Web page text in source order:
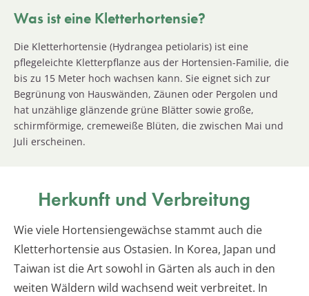
Was ist eine Kletterhortensie?
Die Kletterhortensie (Hydrangea petiolaris) ist eine
pflegeleichte Kletterpflanze aus der Hortensien-Familie, die
bis zu 15 Meter hoch wachsen kann. Sie eignet sich zur
Begrünung von Hauswänden, Zäunen oder Pergolen und
hat unzählige glänzende grüne Blätter sowie große,
schirmförmige, cremeweiße Blüten, die zwischen Mai und
Juli erscheinen.
Herkunft und Verbreitung
Wie viele Hortensiengewächse stammt auch die
Kletterhortensie aus Ostasien. In Korea, Japan und
Taiwan ist die Art sowohl in Gärten als auch in den
weiten Wäldern wild wachsend weit verbreitet. In